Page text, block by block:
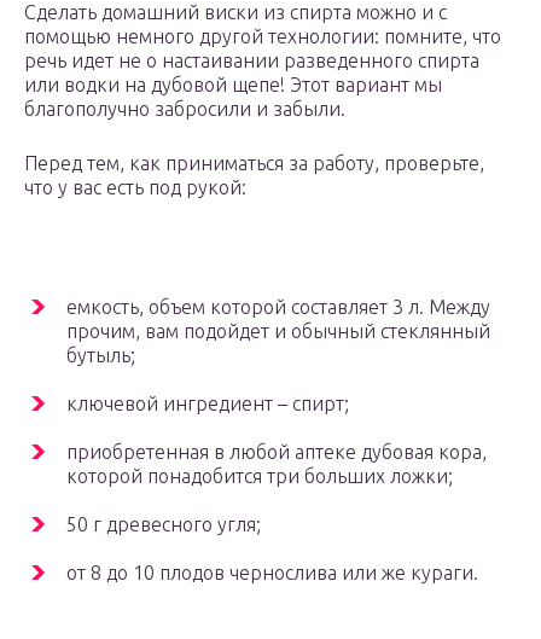
Сделать домашний виски из спирта можно и с
помощью немного другой технологии: помните, что
речь идет не о настаивании разведенного спирта
или водки на дубовой щепе! Этот вариант мы
благополучно забросили и забыли.
Перед тем, как приниматься за работу, проверьте,
что у вас есть под рукой:
емкость, объем которой составляет 3 л. Между
прочим, вам подойдет и обычный стеклянный
бутыль;
ключевой ингредиент – спирт;
приобретенная в любой аптеке дубовая кора,
которой понадобится три больших ложки;
50 г древесного угля;
от 8 до 10 плодов чернослива или же кураги.